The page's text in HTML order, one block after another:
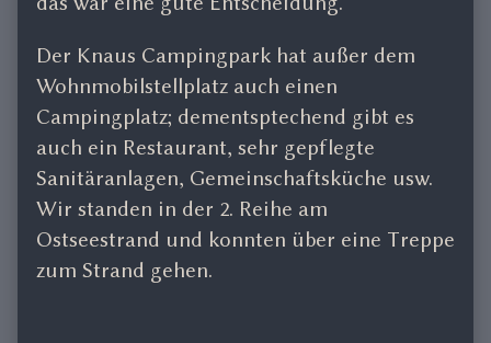
Der Knaus Campingpark hat außer dem
Wohnmobilstellplatz auch einen
Campingplatz; dementsptechend gibt es
auch ein Restaurant, sehr gepflegte
Sanitäranlagen, Gemeinschaftsküche usw.
Wir standen in der 2. Reihe am
Ostseestrand und konnten über eine Treppe
zum Strand gehen.